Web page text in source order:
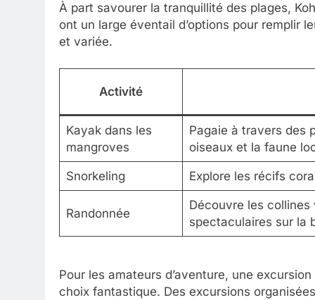
À part savourer la tranquillité des plages,
ont un large éventail d’options pour remplir
et variée.
Activité
Kayak dans les
mangroves
Pagaie à travers des
oiseaux et la faune
Snorkeling Explore les récifs
Randonnée
Découvre les
spectaculaires sur la
Pour les amateurs d’aventure, une
choix fantastique. Des excursions